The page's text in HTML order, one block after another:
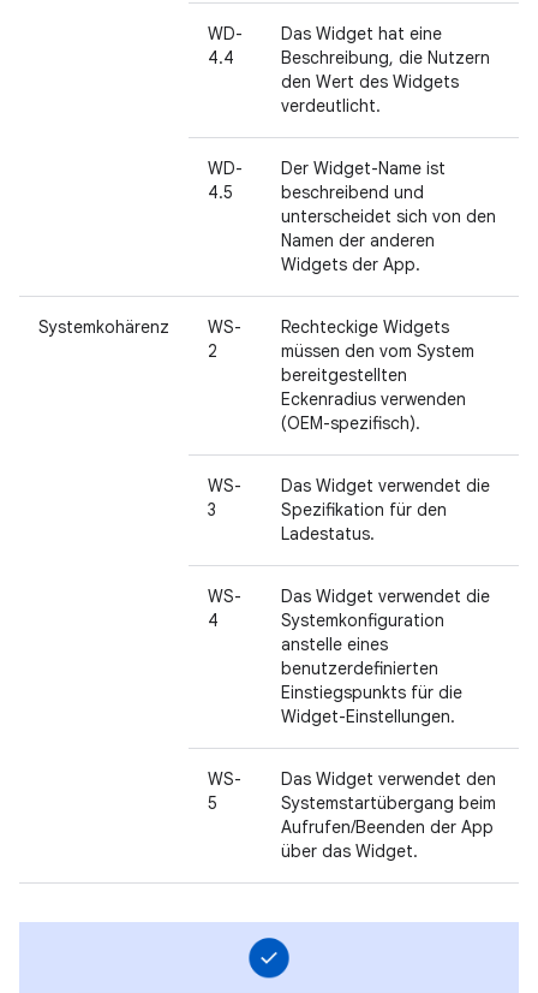
WD-
4.4
Das Widget hat eine
Beschreibung, die Nutzern
den Wert des Widgets
verdeutlicht.
WD-
4.5
Der Widget-Name ist
beschreibend und
unterscheidet sich von den
Namen der anderen
Widgets der App.
Systemkohärenz
WS-
2
Rechteckige Widgets
müssen den vom System
bereitgestellten
Eckenradius verwenden
(OEM-spezifisch).
WS-
3
Das Widget verwendet die
Spezifikation für den
Ladestatus.
WS-
4
Das Widget verwendet die
Systemkonfiguration
anstelle eines
benutzerdefinierten
Einstiegspunkts für die
Widget-Einstellungen.
WS-
5
Das Widget verwendet den
Systemstartübergang beim
Aufrufen/Beenden der App
über das Widget.